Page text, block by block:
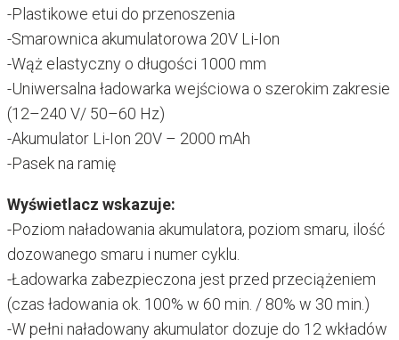
-Plastikowe etui do przenoszenia
-Smarownica akumulatorowa 20V Li-Ion
-Wąż elastyczny o długości 1000 mm
-Uniwersalna ładowarka wejściowa o szerokim zakresie
(12–240 V/ 50–60 Hz)
-Akumulator Li-Ion 20V – 2000 mAh
-Pasek na ramię
Wyświetlacz wskazuje:
-Poziom naładowania akumulatora, poziom smaru, ilość
dozowanego smaru i numer cyklu.
-Ładowarka zabezpieczona jest przed przeciążeniem
(czas ładowania ok. 100% w 60 min. / 80% w 30 min.)
-W pełni naładowany akumulator dozuje do 12 wkładów